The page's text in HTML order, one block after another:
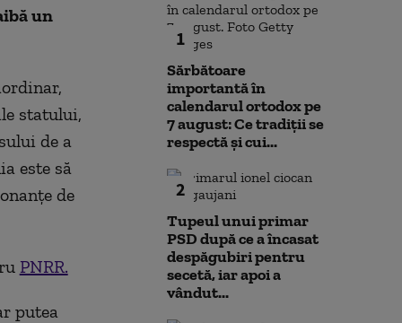
un
statului,
de a
este să
de
PNRR.
putea
1
Sărbătoare
importantă în
calendarul ortodox pe
7 august: Ce tradiții se
respectă și cui...
2
Tupeul unui primar
PSD după ce a încasat
despăgubiri pentru
secetă, iar apoi a
vândut...